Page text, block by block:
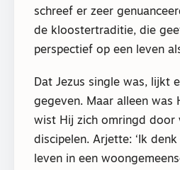
schreef er zeer
de kloostertraditie, die
perspectief op een leven
Dat Jezus single was, lijkt
gegeven. Maar alleen was
wist Hij zich omringd door
discipelen. Arjette: ‘Ik
leven in een